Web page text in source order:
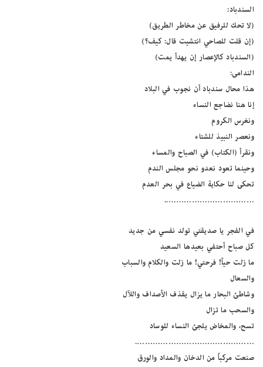
السندباد:
(لا تحك للرفيق عن مخاطر الطريق)
(إن قلت للصاحي انتشيت قال: كيف؟)
(السندباد كالإعصار إن يهدأ يمت)
الندامى:
هذا محال سندباد أن نجوب في البلاد
إنا هنا نضاجع النساء
ونغرس الكروم
ونعصر النبيذ للشتاء
ونقرأ (الكتاب) في الصباح والمساء
وحينما تعود نعدو نحو مجلس الندم
تحكى لنا حكاية الضياع في بحر العدم
……………………………..
في الفجر يا صديقتي تولد نفسي من جديد
كل صباح أحتفي بعيدها السعيد
ما زلت حياً! فرحتي! ما زلت والكلام والسباب
والسعال
وشاطئ البحار ما يزال يقذف الأصداف واللآل
والسحب ما تزال
تسح، والمخاض يلجئ النساء للوساد
……………………………………….
صنعت مركباً من الدخان والمداد والورق